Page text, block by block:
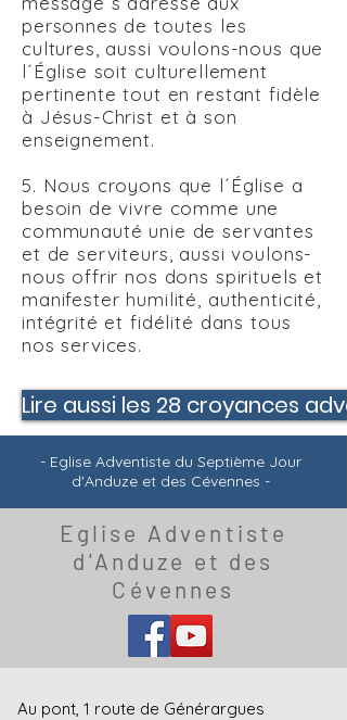
personnes de toutes les
cultures, aussi voulons-nous que
l´Église soit culturellement
pertinente tout en restant fidèle
à Jésus-Christ et à son
enseignement.
5. Nous croyons que l´Église a
besoin de vivre comme une
communauté unie de servantes
et de serviteurs, aussi voulons-
nous offrir nos dons spirituels et
manifester humilité, authenticité,
intégrité et fidélité dans tous
nos services.
Lire aussi les 28 croyances
- Eglise Adventiste du Septième Jour
d'Anduze et des Cévennes -
Eglise Adventiste
d'Anduze et des
Cévennes
Au pont, 1 route de Générargues